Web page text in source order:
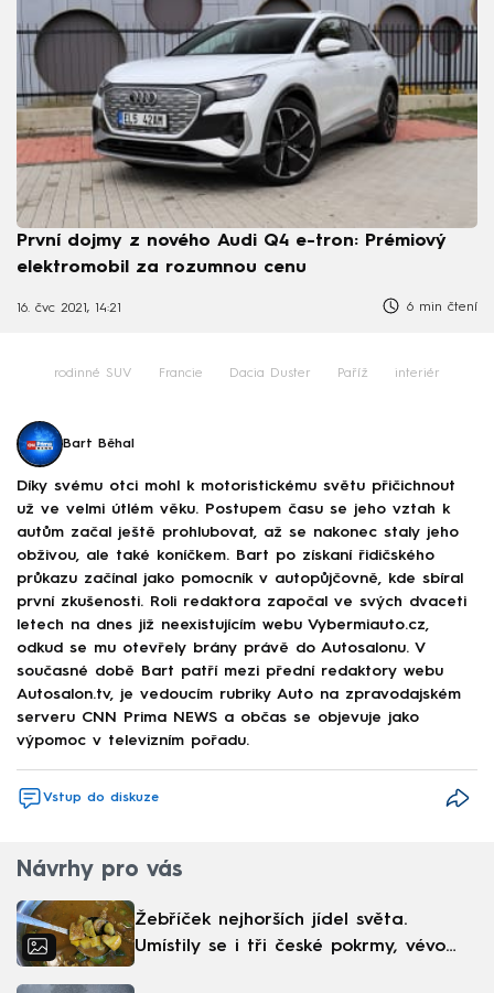
První dojmy z nového Audi Q4 e-tron: Prémiový
elektromobil za rozumnou cenu
16. čvc 2021, 14:21 6 min čtení
rodinné SUV Francie Dacia Duster Paříž interiér
Bart Běhal
Díky svému otci mohl k motoristickému světu přičichnout
už ve velmi útlém věku. Postupem času se jeho vztah k
autům začal ještě prohlubovat, až se nakonec staly jeho
obživou, ale také koníčkem. Bart po získaní řidičského
průkazu začínal jako pomocník v autopůjčovně, kde sbíral
první zkušenosti. Roli redaktora započal ve svých dvaceti
letech na dnes již neexistujícím webu Vybermiauto.cz,
odkud se mu otevřely brány právě do Autosalonu. V
současné době Bart patří mezi přední redaktory webu
Autosalon.tv, je vedoucím rubriky Auto na zpravodajském
serveru CNN Prima NEWS a občas se objevuje jako
výpomoc v televizním pořadu.
Vstup do diskuze
Návrhy pro vás
Žebříček nejhorších jídel světa.
Umístily se i tři české pokrmy, vévodí